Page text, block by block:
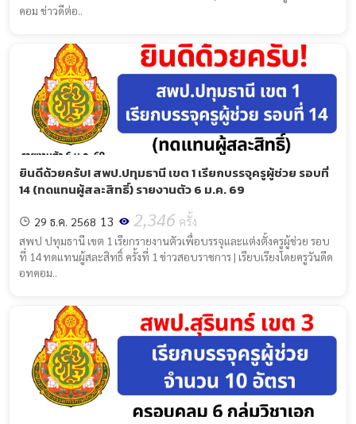
คอม ข่าวดีต่อ..
ยินดีด้วยครับ! สพป.ปทุมธานี เขต 1 เรียกบรรจุครูผู้ช่วย รอบที่
14 (ทดแทนผู้สละสิทธิ์) รายงานตัว 6 ม.ค. 69
29 ธ.ค. 2568 13 2,346 ครั้ง
สพป ปทุมธานี เขต 1 เรียกรายงานตัวเพื่อบรรจุและแต่งตั้งครูผู้ช่วย รอบ
ที่ 14 ทดแทนผู้สละสิทธิ์ ครั้งที่ 1 ข่าวสอบราชการ | เรียบเรียงโดยครูวันดีด
อทคอม..